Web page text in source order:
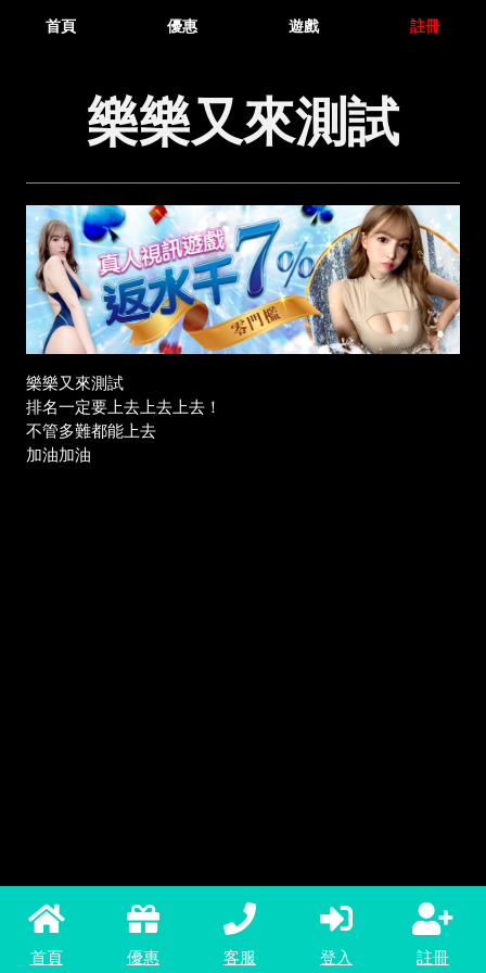
首頁 優惠 遊戲 註冊
樂樂又來測試
樂樂又來測試
排名一定要上去上去上去！
不管多難都能上去
加油加油
首頁 優惠 客服 登入 註冊